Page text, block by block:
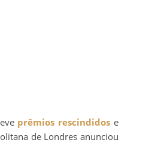
prêmios rescindidos e
de Londres anunciou